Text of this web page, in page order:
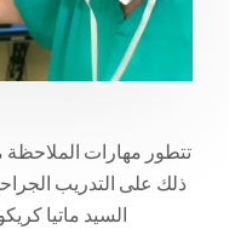
تتطور مهارات
ذلك على التدريب
السيد ماتيا